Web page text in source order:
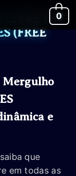
0
LIVRE NO
(FREE
Mergulho
e
que
em todas as